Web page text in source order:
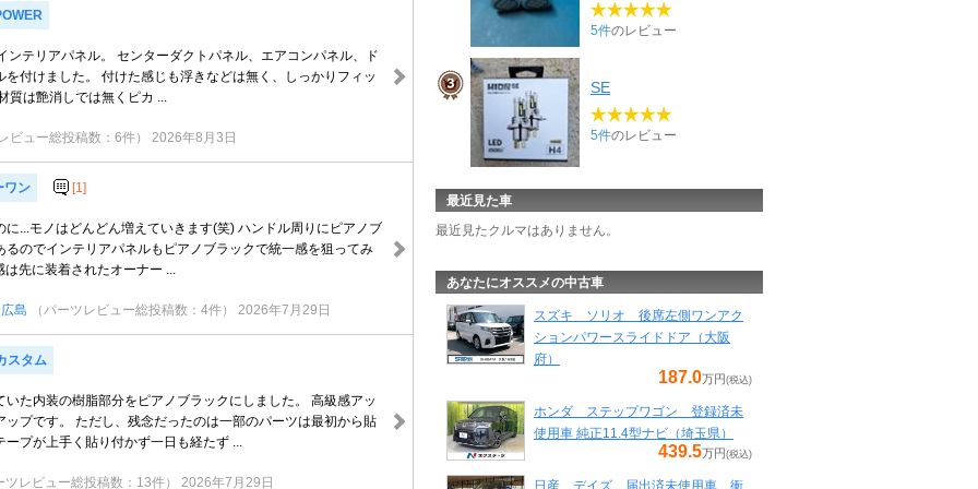
ンテリアパネル。 センターダクトパネル、エアコンパネル、ド
を付けました。 付けた感じも浮きなどは無く、しっかりフィッ
質は艶消しでは無くピカ ...
ビュー総投稿数：6件） 2026年8月3日
ワン [1]
に...モノはどんどん増えていきます(笑) ハンドル周りにピアノブ
るのでインテリアパネルもピアノブラックで統一感を狙ってみ
は先に装着されたオーナー ...
島 （パーツレビュー総投稿数：4件） 2026年7月29日
スタム
いた内装の樹脂部分をピアノブラックにしました。 高級感アッ
ップです。 ただし、残念だったのは一部のパーツは最初から貼
ープが上手く貼り付かず一日も経たず ...
ツレビュー総投稿数：13件） 2026年7月29日
5件のレビュー
SE
5件のレビュー
最近見た車
最近見たクルマはありません。
あなたにオススメの中古車
スズキ ソリオ 後席左側ワンアク
ションパワースライドドア（大阪
府）
187.0万円(税込)
ホンダ ステップワゴン 登録済未
使用車 純正11.4型ナビ（埼玉県）
439.5万円(税込)
日産 デイズ 届出済未使用車 衝